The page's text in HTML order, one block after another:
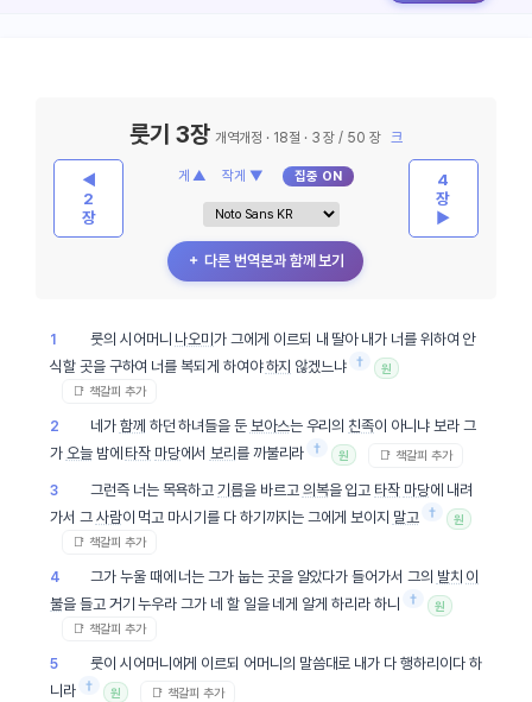
◀
2
장
룻기 3장개역개정 · 18절 · 3 장 / 50 장 크
게 ▲ 작게 ▼ 집중 ON
＋ 다른 번역본과 함께 보기
4
장
▶
1 룻의 시어머니 나오미가 그에게 이르되 내 딸아 내가 너를 위하여 안
식할 곳을 구하여 너를 복되게 하여야하지 않겠느냐 † 원
📑 책갈피 추가
2 네가 함께 하던 하녀들을 둔 보아스는 우리의 친족이 아니냐 보라 그
가 오늘밤에 타작 마당에서 보리 를 까불리라 † 원 📑 책갈피 추가
3 그런즉 너는 목욕하고기름을 바르고 의복을 입고 타작 마당에 내려
가서 그 사람이 먹고 마시기를 다 하기까지는 그에게 보이지 말고 † 원
📑 책갈피 추가
4 그가 누울 때에 너는 그가 눕는 곳을 알았다가 들어가서 그의 발치 이
불을 들고 거기 누우라 그가 네 할 일을 네게 알게 하리라 하니 † 원
📑 책갈피 추가
5
룻이 시어머니에게 이르되 어머니의 말씀대로 내가 다 행하리이다 하
니라 † 원 📑 책갈피 추가